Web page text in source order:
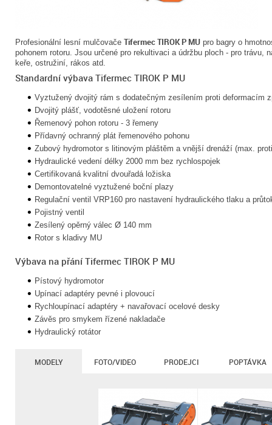
Profesionální lesní mulčovače Tifermec TIROK P MU pro bagry o
pohonem rotoru. Jsou určené pro rekultivaci a údržbu ploch - pro trávu,
keře, ostružiní, rákos atd.
Standardní výbava Tifermec TIROK P MU
Vyztužený dvojitý rám s dodatečným zesílením proti deformacím
Dvojitý plášť, vodotěsné uložení rotoru
Řemenový pohon rotoru - 3 řemeny
Přídavný ochranný plát řemenového pohonu
Zubový hydromotor s litinovým pláštěm a vnější drenáží (max.
Hydraulické vedení délky 2000 mm bez rychlospojek
Certifikovaná kvalitní dvouřadá ložiska
Demontovatelné vyztužené boční plazy
Regulační ventil VRP160 pro nastavení hydraulického tlaku a
Pojistný ventil
Zesílený opěrný válec Ø 140 mm
Rotor s kladivy MU
Výbava na přání Tifermec TIROK P MU
Pístový hydromotor
Upínací adaptéry pevné i plovoucí
Rychloupínací adaptéry + navařovací ocelové desky
Závěs pro smykem řízené nakladače
Hydraulický rotátor
MODELY FOTO/VIDEO PRODEJCI POPTÁVKA